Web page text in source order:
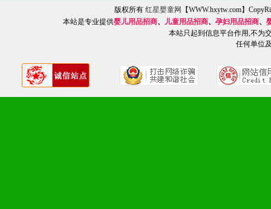
2、市场保护支持：供优
统一底价供货、严格保证
3、对代理商、经销商提供
单，税务发票，产品质量
版权所有红星婴童网
【WWW.hxytw.com】
本站是专业提供婴儿用品招商、 儿童用品招商、 孕妇用品招商、
本站只起到信息平台作用,不为
任何单位